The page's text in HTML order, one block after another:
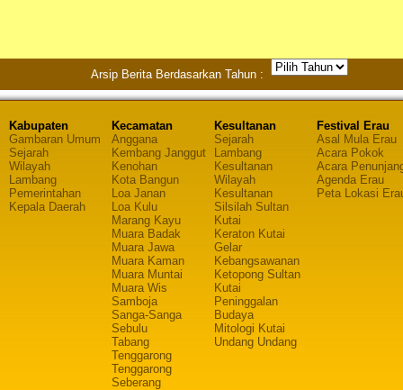
Arsip Berita Berdasarkan Tahun :
Kabupaten
Gambaran Umum
Sejarah
Wilayah
Lambang
Pemerintahan
Kepala Daerah
Kecamatan
Anggana
Kembang Janggut
Kenohan
Kota Bangun
Loa Janan
Loa Kulu
Marang Kayu
Muara Badak
Muara Jawa
Muara Kaman
Muara Muntai
Muara Wis
Samboja
Sanga-Sanga
Sebulu
Tabang
Tenggarong
Tenggarong
Seberang
Kesultanan
Sejarah
Lambang
Kesultanan
Wilayah
Kesultanan
Silsilah Sultan
Kutai
Keraton Kutai
Gelar
Kebangsawanan
Ketopong Sultan
Kutai
Peninggalan
Budaya
Mitologi Kutai
Undang Undang
Festival Erau
Asal Mula Erau
Acara Pokok
Acara
Agenda Erau
Peta Lokasi